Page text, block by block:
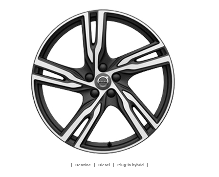
| Benzine | Diesel | Plug-in hybrid |